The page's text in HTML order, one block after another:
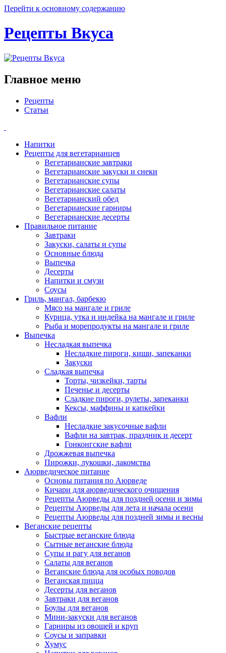
Перейти к основному содержанию
Рецепты Вкуса
Главное меню
Рецепты
Статьи
Напитки
Рецепты для вегетарианцев
Вегетарианские завтраки
Вегетарианские закуски и снеки
Вегетарианские супы
Вегетарианские салаты
Вегетарианский обед
Вегетарианские гарниры
Вегетарианские десерты
Правильное питание
Завтраки
Закуски, салаты и супы
Основные блюда
Выпечка
Десерты
Напитки и смузи
Соусы
Гриль, мангал, барбекю
Мясо на мангале и гриле
Курица, утка и индейка на мангале и гриле
Рыба и морепродукты на мангале и гриле
Выпечка
Несладкая выпечка
Несладкие пироги, киши, запеканки
Закуски
Сладкая выпечка
Торты, чизкейки, тарты
Печенье и десерты
Сладкие пироги, рулеты, запеканки
Кексы, маффины и капкейки
Вафли
Несладкие закусочные вафли
Вафли на завтрак, праздник и десерт
Гонконгские вафли
Дрожжевая выпечка
Пирожки, лукошки, лакомства
Аюрведическое питание
Основы питания по Аюрведе
Кичари для аюрведического очищения
Рецепты Аюрведы для поздней осени и зимы
Рецепты Аюрведы для лета и начала осени
Рецепты Аюрведы для поздней зимы и весны
Веганские рецепты
Быстрые веганские блюда
Сытные веганские блюда
Супы и рагу для веганов
Салаты для веганов
Веганские блюда для особых поводов
Веганская пицца
Десерты для веганов
Завтраки для веганов
Боулы для веганов
Мини-закуски для веганов
Гарниры из овощей и круп
Соусы и заправки
Хумус